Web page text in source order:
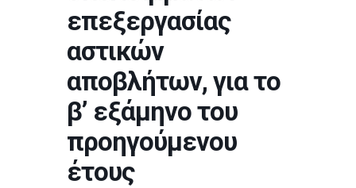
επεξεργασίας
αστικών
αποβλήτων, για το
β’ εξάμηνο του
προηγούμενου
έτους